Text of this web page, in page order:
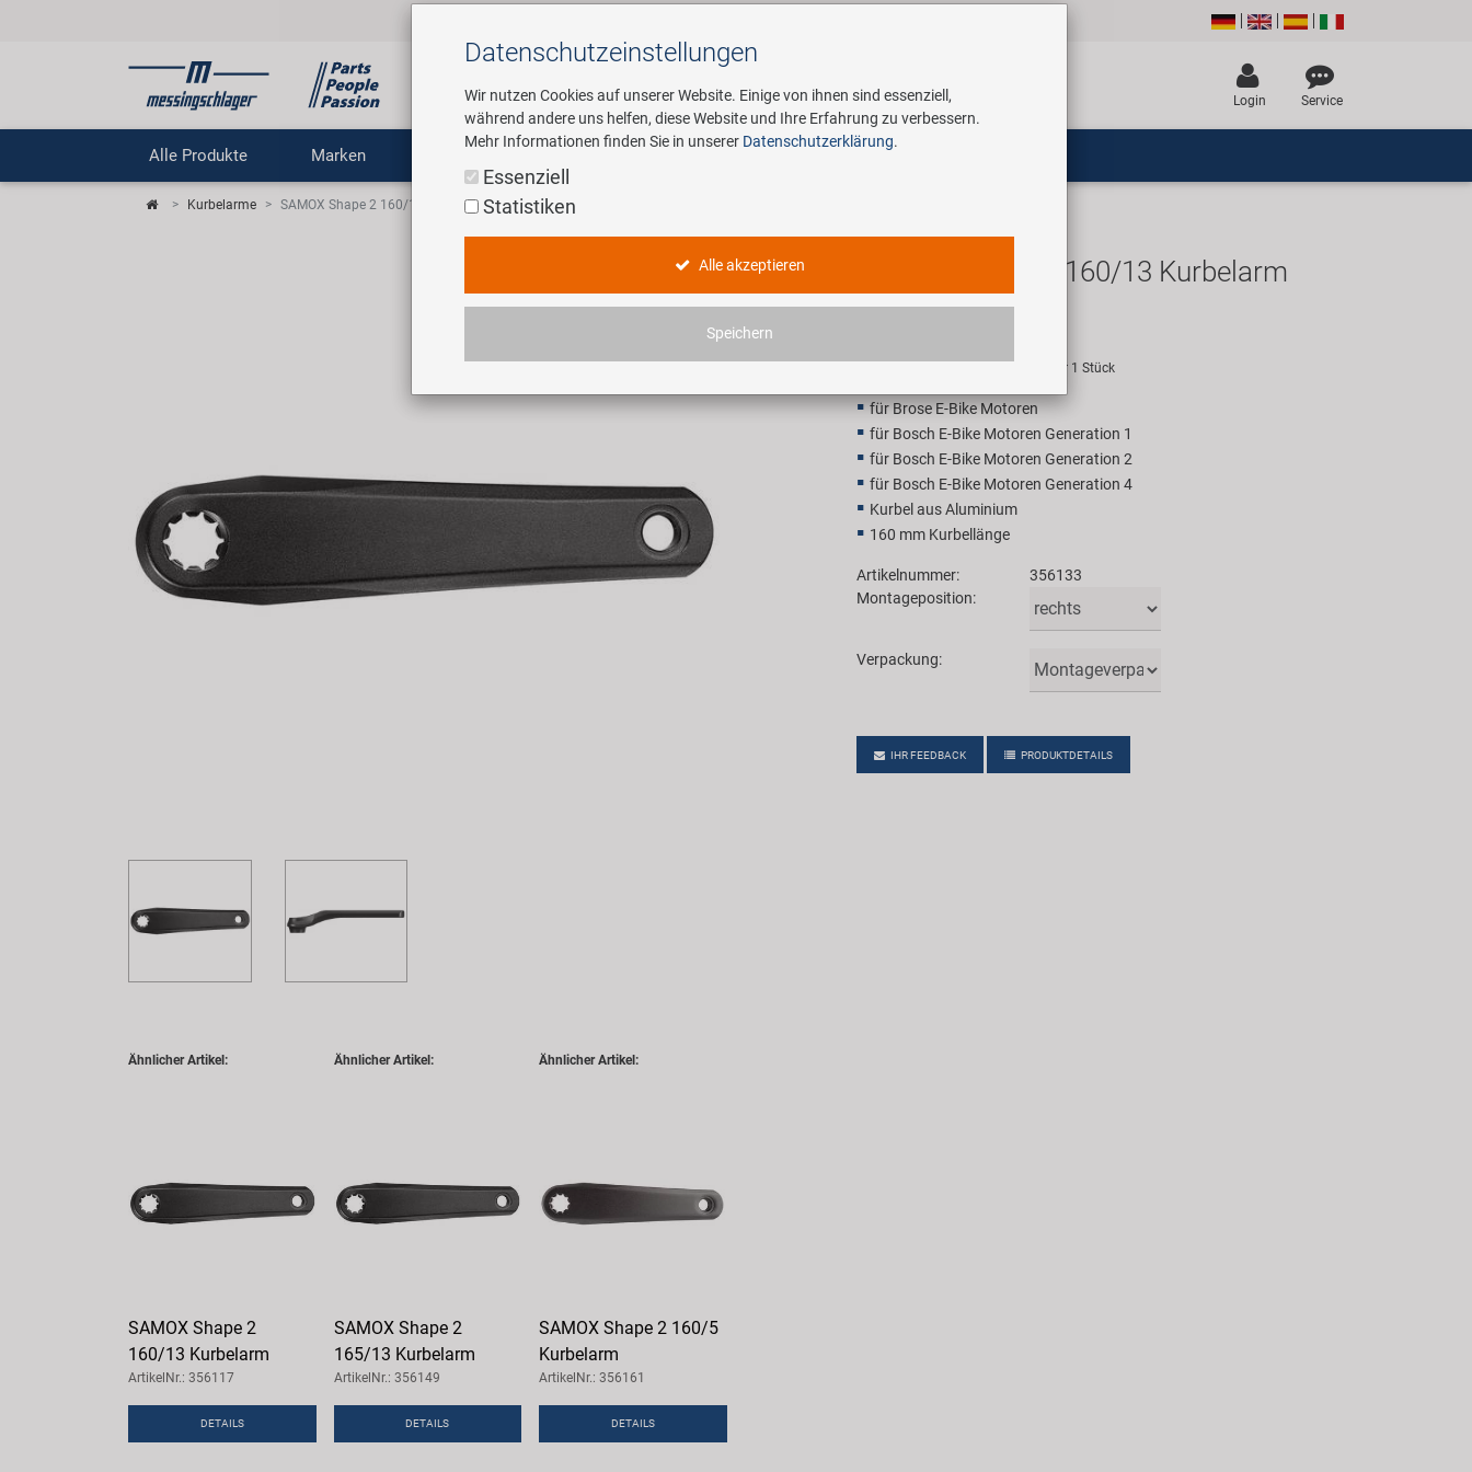
Suchen
Login Service
Alle Produkte Marken
Kurbelarme SAMOX Shape 2 160/13 Kurbelarm
SAMOX Shape 2 160/13 Kurbelarm
Unverbindliche Preisempfehlung für 1 Stück
für Brose E-Bike Motoren
für Bosch E-Bike Motoren Generation 1
für Bosch E-Bike Motoren Generation 2
für Bosch E-Bike Motoren Generation 4
Kurbel aus Aluminium
160 mm Kurbellänge
Artikelnummer:
356133
Montageposition:
Verpackung:
IHR FEEDBACK PRODUKTDETAILS
Ähnlicher Artikel:
SAMOX Shape 2
160/13 Kurbelarm
ArtikelNr.: 356117
DETAILS
Ähnlicher Artikel:
SAMOX Shape 2
165/13 Kurbelarm
ArtikelNr.: 356149
DETAILS
Ähnlicher Artikel:
SAMOX Shape 2 160/5
Kurbelarm
ArtikelNr.: 356161
DETAILS
Datenschutz­einstellungen
Wir nutzen Cookies auf unserer Website. Einige von ihnen sind essenziell,
während andere uns helfen, diese Website und Ihre Erfahrung zu verbessern.
Mehr Informationen finden Sie in unserer Datenschutzerklärung.
Essenziell
Statistiken
Alle akzeptieren
Speichern